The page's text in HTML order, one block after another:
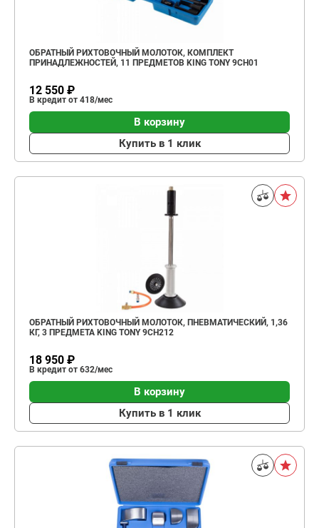
ОБРАТНЫЙ РИХТОВОЧНЫЙ МОЛОТОК, КОМПЛЕКТ
ПРИНАДЛЕЖНОСТЕЙ, 11 ПРЕДМЕТОВ KING TONY 9CH01
12 550 ₽
В кредит от 418/мес
В корзину
Купить в 1 клик
ОБРАТНЫЙ РИХТОВОЧНЫЙ МОЛОТОК, ПНЕВМАТИЧЕСКИЙ, 1,36
КГ, 3 ПРЕДМЕТА KING TONY 9CH212
18 950 ₽
В кредит от 632/мес
В корзину
Купить в 1 клик